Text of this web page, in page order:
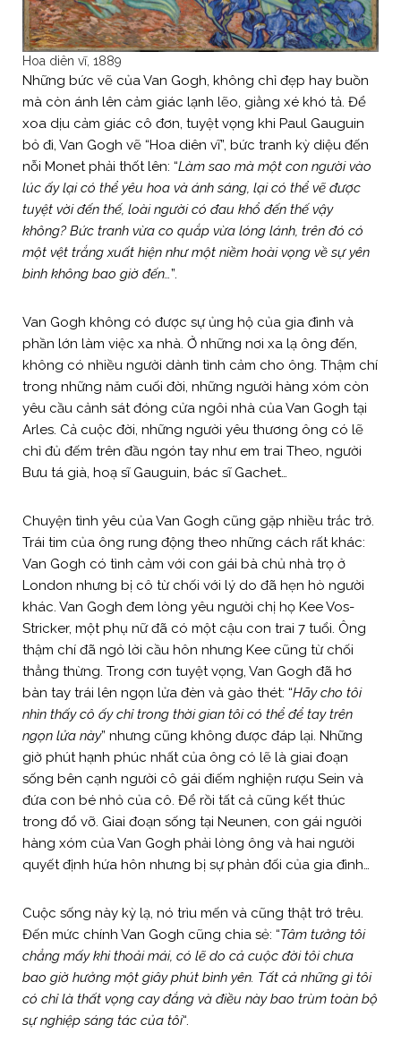
Hoa diên vĩ, 1889
Những bức vẽ của Van Gogh, không chỉ đẹp hay buồn
mà còn ánh lên cảm giác lạnh lẽo, giằng xé khó tả. Để
xoa dịu cảm giác cô đơn, tuyệt vọng khi Paul Gauguin
bỏ đi, Van Gogh vẽ “Hoa diên vĩ”, bức tranh kỳ diệu đến
nỗi Monet phải thốt lên: “Làm sao mà một con người vào
lúc ấy lại có thể yêu hoa và ánh sáng, lại có thể vẽ được
tuyệt vời đến thế, loài người có đau khổ đến thế vậy
không? Bức tranh vừa co quắp vừa lóng lánh, trên đó có
một vệt trắng xuất hiện như một niềm hoài vọng về sự yên
bình không bao giờ đến…”.
Van Gogh không có được sự ủng hộ của gia đình và
phần lớn làm việc xa nhà. Ở những nơi xa lạ ông đến,
không có nhiều người dành tình cảm cho ông. Thậm chí
trong những năm cuối đời, những người hàng xóm còn
yêu cầu cảnh sát đóng cửa ngôi nhà của Van Gogh tại
Arles. Cả cuộc đời, những người yêu thương ông có lẽ
chỉ đủ đếm trên đầu ngón tay như em trai Theo, người
Bưu tá già, hoạ sĩ Gauguin, bác sĩ Gachet…
Chuyện tình yêu của Van Gogh cũng gặp nhiều trắc trở.
Trái tim của ông rung động theo những cách rất khác:
Van Gogh có tình cảm với con gái bà chủ nhà trọ ở
London nhưng bị cô từ chối với lý do đã hẹn hò người
khác. Van Gogh đem lòng yêu người chị họ Kee Vos-
Stricker, một phụ nữ đã có một cậu con trai 7 tuổi. Ông
thậm chí đã ngỏ lời cầu hôn nhưng Kee cũng từ chối
thẳng thừng. Trong cơn tuyệt vọng, Van Gogh đã hơ
bàn tay trái lên ngọn lửa đèn và gào thét: “Hãy cho tôi
nhìn thấy cô ấy chỉ trong thời gian tôi có thể để tay trên
ngọn lửa này” nhưng cũng không được đáp lại. Những
giờ phút hạnh phúc nhất của ông có lẽ là giai đoạn
sống bên cạnh người cô gái điếm nghiện rượu Sein và
đứa con bé nhỏ của cô. Để rồi tất cả cũng kết thúc
trong đổ vỡ. Giai đoạn sống tại Neunen, con gái người
hàng xóm của Van Gogh phải lòng ông và hai người
quyết định hứa hôn nhưng bị sự phản đối của gia đình…
Cuộc sống này kỳ lạ, nó trìu mến và cũng thật trớ trêu.
Đến mức chính Van Gogh cũng chia sẻ: “Tâm tưởng tôi
chẳng mấy khi thoải mái, có lẽ do cả cuộc đời tôi chưa
bao giờ hưởng một giây phút bình yên. Tất cả những gì tôi
có chỉ là thất vọng cay đắng và điều này bao trùm toàn bộ
sự nghiệp sáng tác của tôi“.